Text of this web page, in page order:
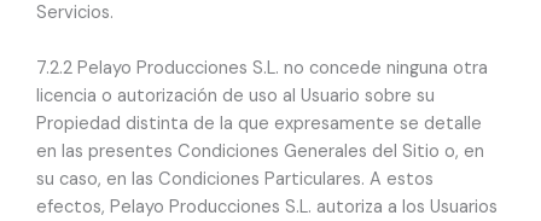
Servicios.
7.2.2 Pelayo Producciones S.L. no concede ninguna otra
licencia o autorización de uso al Usuario sobre su
Propiedad distinta de la que expresamente se detalle
en las presentes Condiciones Generales del Sitio o, en
su caso, en las Condiciones Particulares. A estos
efectos, Pelayo Producciones S.L. autoriza a los Usuarios